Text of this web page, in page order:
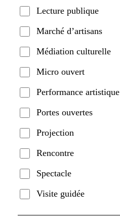
Lecture publique
Marché d’artisans
Médiation culturelle
Micro ouvert
Performance artistique
Portes ouvertes
Projection
Rencontre
Spectacle
Visite guidée